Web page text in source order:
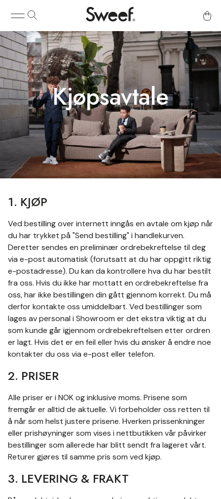
Kjøpsavtale
1. KJØP
Ved bestilling over internett inngås en avtale om kjøp når
du har trykket på "Send bestilling" i handlekurven.
Deretter sendes en preliminær ordrebekreftelse til deg
via e-post automatisk (forutsatt at du har oppgitt riktig
e-postadresse). Du kan da kontrollere hva du har bestilt
fra oss. Hvis du ikke har mottatt en ordrebekreftelse fra
oss, har ikke bestillingen din gått gjennom korrekt. Du må
derfor kontakte oss umiddelbart. Ved bestillinger som
lages av personal i Showroom er det ekstra viktig at du
som kunde går igjennom ordrebekreftelsen etter ordren
er lagt. Hvis det er en feil eller hvis du ønsker å endre noe
kontakter du oss via e-post eller telefon.
2. PRISER
Alle priser er i NOK og inklusive moms. Prisene som
fremgår er alltid de aktuelle. Vi forbeholder oss retten til
å når som helst justere prisene. Hverken prissenkninger
eller prishøyninger som vises i nettbutikken vår påvirker
bestillinger som allerede har blitt sendt fra lageret vårt.
Returer gjøres til samme pris som ved kjøp.
3. LEVERING & FRAKT